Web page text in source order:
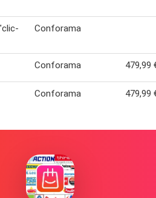
Conforama
Conforama 479,99
Conforama 479,99